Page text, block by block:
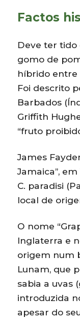
Factos
Deve ter
gomo de
híbrido entre
Foi descrito
Barbados
Griffith
“fruto
James
Jamaica”,
C. paradisi
local de
O nome
Inglaterra e
origem num
Lunam, que
sabia a uvas
introduzida
apesar do